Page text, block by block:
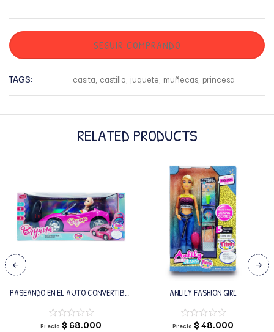
SEGUIR COMPRANDO
TAGS: casita, castillo, juguete, muñecas, princesa
RELATED PRODUCTS
PASEANDO EN EL AUTO CONVERTIBLE
BRYANA
Precio $ 68.000
ANLILY FASHION GIRL
Precio $48.000